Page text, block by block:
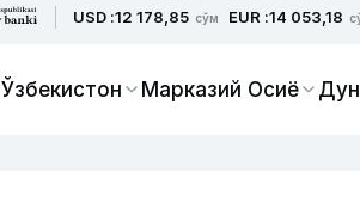
USD :12 178,85 сўм EUR :14 053,18
Ўзбекистон Марказий Осиё